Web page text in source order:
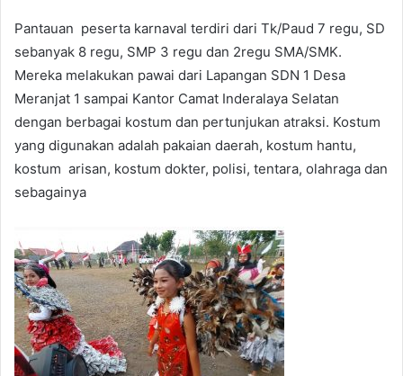
Pantauan peserta karnaval terdiri dari Tk/Paud 7 regu, SD
sebanyak 8 regu, SMP 3 regu dan 2regu SMA/SMK.
Mereka melakukan pawai dari Lapangan SDN 1 Desa
Meranjat 1 sampai Kantor Camat Inderalaya Selatan
dengan berbagai kostum dan pertunjukan atraksi. Kostum
yang digunakan adalah pakaian daerah, kostum hantu,
kostum arisan, kostum dokter, polisi, tentara, olahraga dan
sebagainya